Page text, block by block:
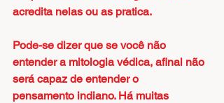
acredita nelas ou as pratica.
Pode-se dizer que se você não
entender a mitologia védica, afinal não
será capaz de entender o
pensamento indiano. Há muitas